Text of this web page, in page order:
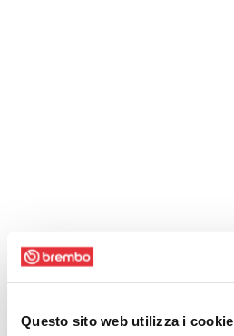
Questo sito web utilizza i cookie